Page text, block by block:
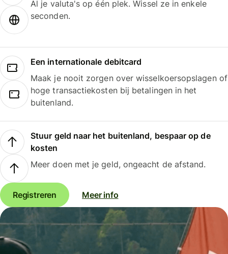
Al je valuta's op één plek. Wissel ze in enkele
seconden.
Een internationale debitcard
Maak je nooit zorgen over wisselkoersopslagen of
hoge transactiekosten bij betalingen in het
buitenland.
Stuur geld naar het buitenland, bespaar op de
kosten
Meer doen met je geld, ongeacht de afstand.
Registreren Meer info